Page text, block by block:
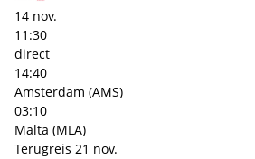
14 nov.
11:30
direct
14:40
Amsterdam (AMS)
03:10
Malta (MLA)
Terugreis 21 nov.